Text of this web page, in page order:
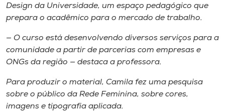
Design da Universidade, um espaço pedagógico que
prepara o acadêmico para o mercado de trabalho.
— O curso está desenvolvendo diversos serviços para a
comunidade a partir de parcerias com empresas e
ONGs da região — destaca a professora.
Para produzir o material, Camila fez uma pesquisa
sobre o público da Rede Feminina, sobre cores,
imagens e tipografia aplicada.